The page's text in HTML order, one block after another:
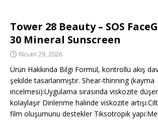
Tower 28 Beauty – SOS
30 Mineral Sunscreen
Nisan 29, 2026
Ürün Hakkında Bilgi Formül, kontrollü akış
şekilde tasarlanmıştır. Shear-thinning (kayma
incelmesi):Uygulama sırasında viskozite
kolaylaşır Dinlenme halinde viskozite
film oluşumunu destekler Tiksotropik